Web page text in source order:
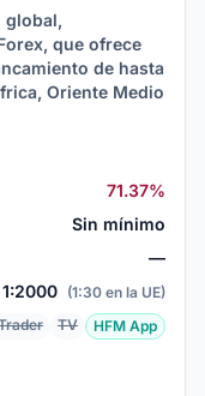
global,
que ofrece
de hasta
Oriente Medio
71.37%
Sin mínimo
—
1:2000 (1:30 en la UE)
TV HFM App